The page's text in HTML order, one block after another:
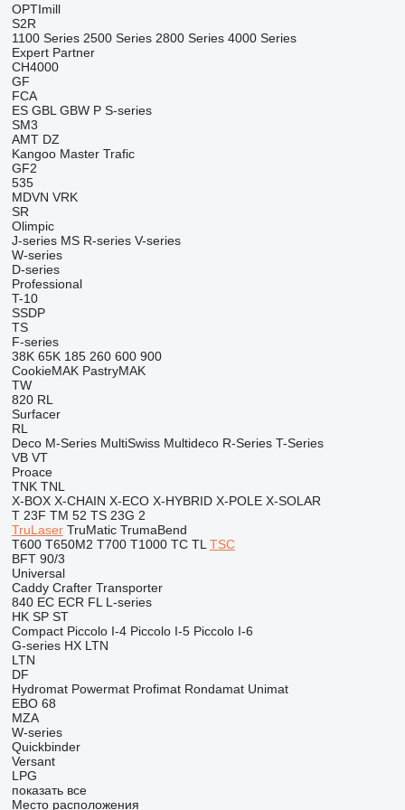
OPTImill
S2R
1100 Series 2500 Series 2800 Series 4000 Series
Expert Partner
CH4000
GF
FCA
ES GBL GBW P S-series
SM3
AMT DZ
Kangoo Master Trafic
GF2
535
MDVN VRK
SR
Olimpic
J-series MS R-series V-series
W-series
D-series
Professional
T-10
SSDP
TS
F-series
38K 65K 185 260 600 900
CookieMAK PastryMAK
TW
820 RL
Surfacer
RL
Deco M-Series MultiSwiss Multideco R-Series T-Series
VB VT
Proace
TNK TNL
X-BOX X-CHAIN X-ECO X-HYBRID X-POLE X-SOLAR
T 23F TM 52 TS 23G 2
TruLaser TruMatic TrumaBend
T600 T650M2 T700 T1000 TC TL TSC
BFT 90/3
Universal
Caddy Crafter Transporter
840 EC ECR FL L-series
HK SP ST
Compact Piccolo I-4 Piccolo I-5 Piccolo I-6
G-series HX LTN
LTN
DF
Hydromat Powermat Profimat Rondamat Unimat
EBO 68
MZA
W-series
Quickbinder
Versant
LPG
показать все
Место расположения